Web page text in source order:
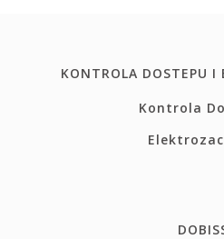
KONTROLA DOSTEPU I
Kontrola